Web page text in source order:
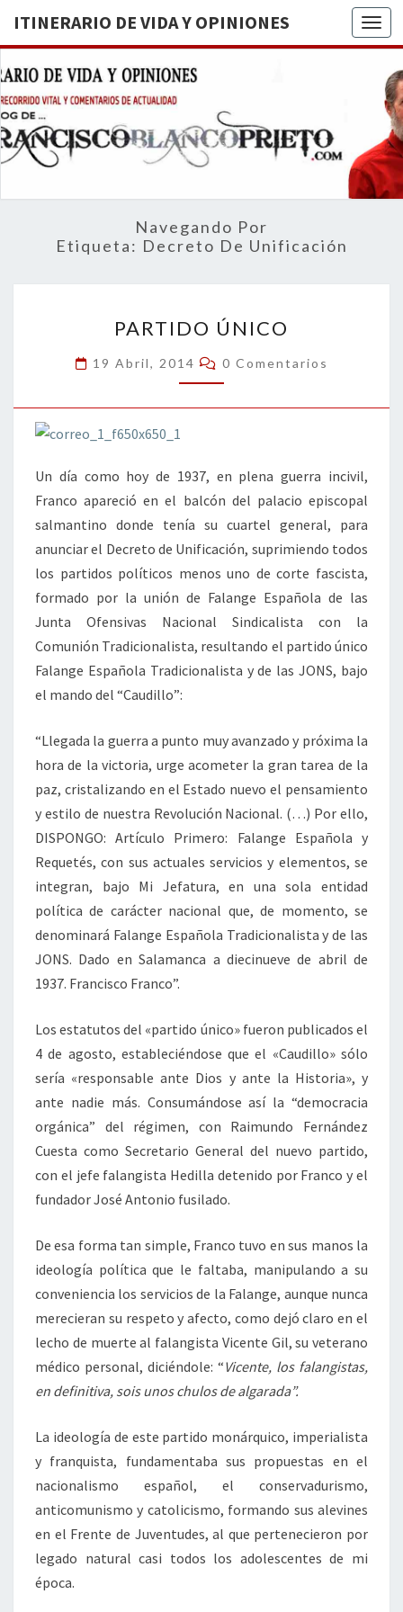
ITINERARIO DE VIDA Y OPINIONES
DE
BREVE
RECORRIDO
VITAL Y
ACTUALIDAD
Navegando Por
Etiqueta: Decreto De Unificación
ÚNICO
PARTIDO ÚNICO
19 Abril, 2014 Comentarios
0 Comentarios
Un día como hoy de 1937, en plena guerra incivil,
Franco apareció en el balcón del palacio episcopal
salmantino donde tenía su cuartel general, para
anunciar el Decreto de Unificación, suprimiendo todos
los partidos políticos menos uno de corte fascista,
formado por la unión de Falange Española de las
Junta Ofensivas Nacional Sindicalista con la
Comunión Tradicionalista, resultando el partido único
Falange Española Tradicionalista y de las JONS, bajo
el mando del “Caudillo”:
“Llegada la guerra a punto muy avanzado y próxima la
hora de la victoria, urge acometer la gran tarea de la
paz, cristalizando en el Estado nuevo el pensamiento
y estilo de nuestra Revolución Nacional. (…) Por ello,
DISPONGO: Artículo Primero: Falange Española y
Requetés, con sus actuales servicios y elementos, se
integran, bajo Mi Jefatura, en una sola entidad
política de carácter nacional que, de momento, se
denominará Falange Española Tradicionalista y de las
JONS. Dado en Salamanca a diecinueve de abril de
1937. Francisco Franco”.
Los estatutos del «partido único» fueron publicados el
4 de agosto, estableciéndose que el «Caudillo» sólo
sería «responsable ante Dios y ante la Historia», y
ante nadie más. Consumándose así la “democracia
orgánica” del régimen, con Raimundo Fernández
Cuesta como Secretario General del nuevo partido,
con el jefe falangista Hedilla detenido por Franco y el
fundador José Antonio fusilado.
De esa forma tan simple, Franco tuvo en sus manos la
ideología política que le faltaba, manipulando a su
conveniencia los servicios de la Falange, aunque nunca
merecieran su respeto y afecto, como dejó claro en el
lecho de muerte al falangista Vicente Gil, su veterano
médico personal, diciéndole: “Vicente, los falangistas,
en definitiva, sois unos chulos de algarada”.
La ideología de este partido monárquico, imperialista
y franquista, fundamentaba sus propuestas en el
nacionalismo español, el conservadurismo,
anticomunismo y catolicismo, formando sus alevines
en el Frente de Juventudes, al que pertenecieron por
legado natural casi todos los adolescentes de mi
época.